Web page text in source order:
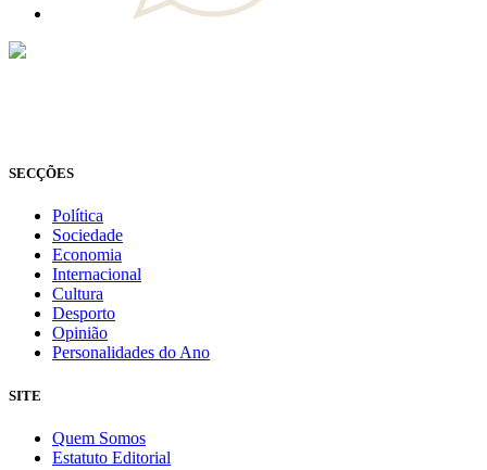
SECÇÕES
Política
Sociedade
Economia
Internacional
Cultura
Desporto
Opinião
Personalidades do Ano
SITE
Quem Somos
Estatuto Editorial